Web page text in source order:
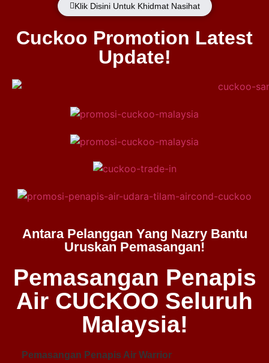
Klik Disini Untuk Khidmat Nasihat
Cuckoo Promotion Latest
Update!
Antara Pelanggan Yang Nazry Bantu
Uruskan Pemasangan!
Pemasangan Penapis
Air CUCKOO Seluruh
Malaysia!
Pemasangan Penapis Air Warrior